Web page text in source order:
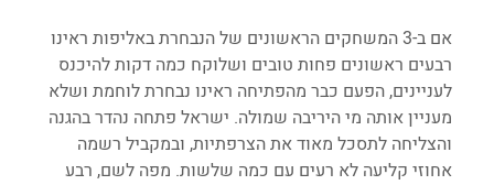
אם ב-3 המשחקים הראשונים של הנבחרת באליפות ראינו
רבעים ראשונים פחות טובים ושלוקח כמה דקות להיכנס
לעניינים, הפעם כבר מהפתיחה ראינו נבחרת לוחמת ושלא
מעניין אותה מי היריבה שמולה. ישראל פתחה נהדר בהגנה
והצליחה לתסכל מאוד את הצרפתיות, ובמקביל רשמה
אחוזי קליעה לא רעים עם כמה שלשות. מפה לשם, רבע